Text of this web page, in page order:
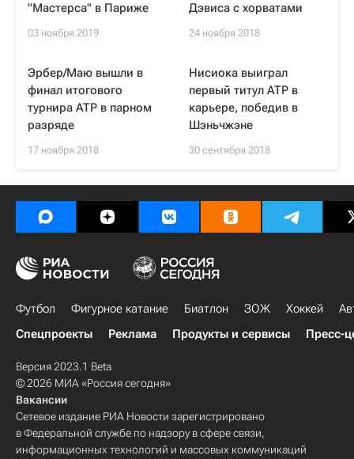
"Мастерса" в Париже
03 ноября 2019
Дэвиса с хорватами
24 ноября 2018
Эрбер/Маю вышли в
финал итогового
турнира ATP в парном
разряде
17 ноября 2018
Нисиока выиграл
первый титул ATP в
карьере, победив в
Шэньчжэне
30 сентября 2018
Футбол Фигурное катание Биатлон ЗОЖ Хоккей
Спецпроекты
Реклама Продукты и сервисы Пресс-
Версия 2023.1 Beta
© 2026 МИА «Россия сегодня»
Вакансии
Сетевое издание РИА Новости зарегистрировано
в Федеральной службе по надзору в сфере связи,
информационных технологий и массовых коммуникаций